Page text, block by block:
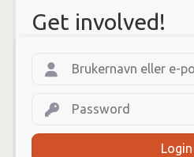
Get involved!
Login